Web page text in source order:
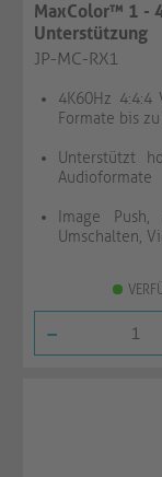
MaxColor™ 1 -
Unterstützung
JP-MC-RX1
4K60Hz
Formate bis
Unterstützt
Audioformate
Image
Umschalten,
-